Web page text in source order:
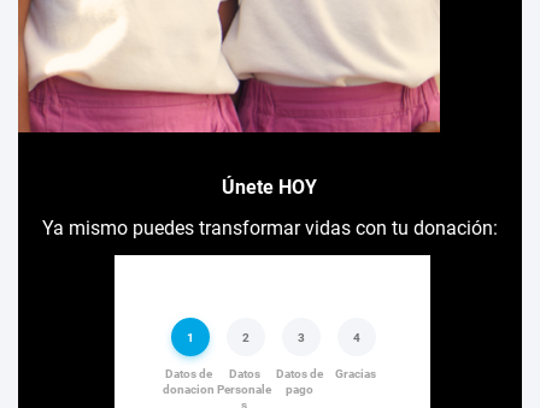
Únete HOY
Ya mismo puedes transformar vidas con tu donación: